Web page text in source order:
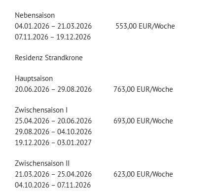
Nebensaison
04.01.2026 – 21.03.2026 553,00 EUR/Woche
07.11.2026 – 19.12.2026
Residenz Strandkrone
Hauptsaison
20.06.2026 – 29.08.2026 763,00 EUR/Woche
Zwischensaison I
25.04.2026 – 20.06.2026 693,00 EUR/Woche
29.08.2026 – 04.10.2026
19.12.2026 – 03.01.2027
Zwischensaison II
21.03.2026 – 25.04.2026 623,00 EUR/Woche
04.10.2026 – 07.11.2026